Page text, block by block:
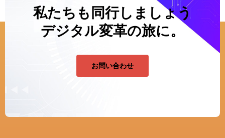
私たちも同行しましょう
デジタル変革の旅に。
お問い合わせ